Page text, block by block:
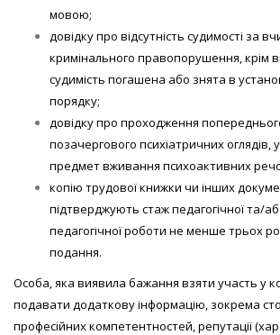
мовою;
довідку про відсутність судимості за
кримінального правопорушення, крім
судимість погашена або знята в
порядку;
довідку про проходження
позачергового психіатричних оглядів,
предмет вживання психоактивних
копію трудової книжки чи інших
підтверджують стаж педагогічної та/
педагогічної роботи не менше трьох
подання.
Особа, яка виявила бажання взяти участь у
подавати додаткову інформацію, зокрема
професійних компетентностей, репутації